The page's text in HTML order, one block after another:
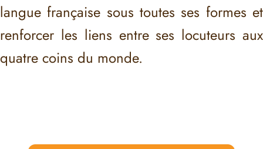
langue française sous toutes ses formes et
renforcer les liens entre ses locuteurs aux
quatre coins du monde.